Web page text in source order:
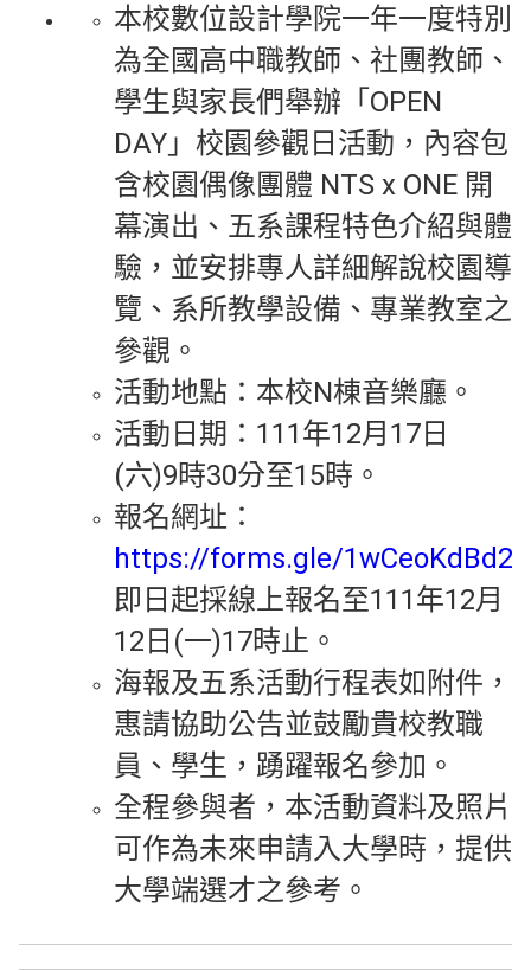
本校數位設計學院一年一度特別
為全國高中職教師、社團教師、
學生與家長們舉辦「OPEN
DAY」校園參觀日活動，內容包
含校園偶像團體 NTS x ONE 開
幕演出、五系課程特色介紹與體
驗，並安排專人詳細解說校園導
覽、系所教學設備、專業教室之
參觀。
活動地點：本校N棟音樂廳。
活動日期：111年12月17日
(六)9時30分至15時。
報名網址：
https://forms.gle/
即日起採線上報名至111年12月
12日(一)17時止。
海報及五系活動行程表如附件，
惠請協助公告並鼓勵貴校教職
員、學生，踴躍報名參加。
全程參與者，本活動資料及照片
可作為未來申請入大學時，提供
大學端選才之參考。